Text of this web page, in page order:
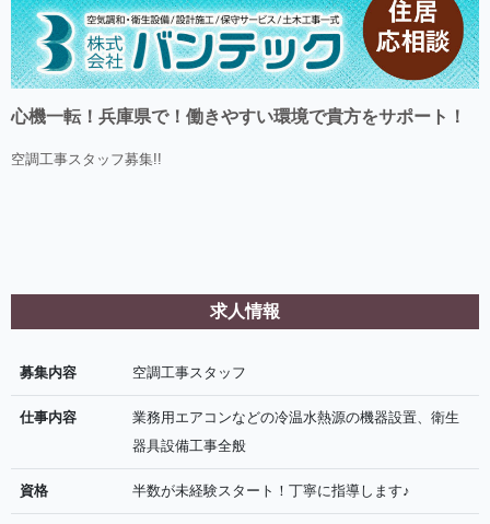
心機一転！兵庫県で！働きやすい環境で貴方をサポート！
空調工事スタッフ募集!!
求人情報
募集内容 空調工事スタッフ
仕事内容
業務用エアコンなどの冷温水熱源の機器設置、衛生
器具設備工事全般
資格 半数が未経験スタート！丁寧に指導します♪